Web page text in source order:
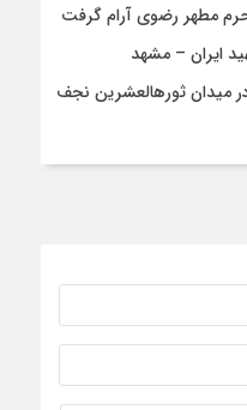
مطهر رضوی آرام گرفت
ایران – مشهد
میدان ثورهالعشرین نجف